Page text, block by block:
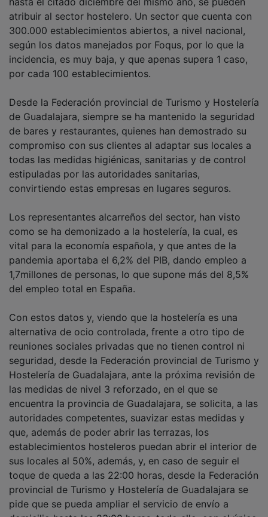
atribuir al sector hostelero. Un sector que cuenta con
300.000 establecimientos abiertos, a nivel nacional,
según los datos manejados por Foqus, por lo que la
incidencia, es muy baja, y que apenas supera 1 caso,
por cada 100 establecimientos.
de Guadalajara, siempre se ha mantenido la seguridad
de bares y restaurantes, quienes han demostrado su
compromiso con sus clientes al adaptar sus locales a
todas las medidas higiénicas, sanitarias y de control
estipuladas por las autoridades sanitarias,
convirtiendo estas empresas en lugares seguros.
como se ha demonizado a la hostelería, la cual, es
vital para la economía española, y que antes de la
pandemia aportaba el 6,2% del PIB, dando empleo a
1,7millones de personas, lo que supone más del 8,5%
del empleo total en España.
alternativa de ocio controlada, frente a otro tipo de
reuniones sociales privadas que no tienen control ni
seguridad, desde la Federación provincial de Turismo y
Hostelería de Guadalajara, ante la próxima revisión de
las medidas de nivel 3 reforzado, en el que se
encuentra la provincia de Guadalajara, se solicita, a las
autoridades competentes, suavizar estas medidas y
que, además de poder abrir las terrazas, los
establecimientos hosteleros puedan abrir el interior de
sus locales al 50%, además, y, en caso de seguir el
toque de queda a las 22:00 horas, desde la Federación
provincial de Turismo y Hostelería de Guadalajara se
pide que se pueda ampliar el servicio de envío a
domicilio hasta las 23:00 horas, todo ello, con el único